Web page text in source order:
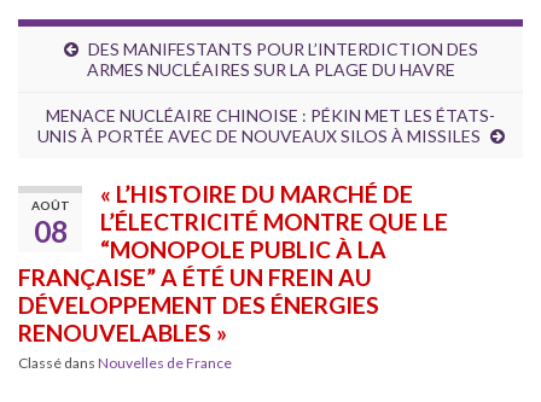
DES MANIFESTANTS POUR L’INTERDICTION DES
ARMES NUCLÉAIRES SUR LA PLAGE DU HAVRE
MENACE NUCLÉAIRE CHINOISE : PÉKIN MET LES ÉTATS-
UNIS À PORTÉE AVEC DE NOUVEAUX SILOS À MISSILES
AOÛT
08
« L’HISTOIRE DU MARCHÉ DE
L’ÉLECTRICITÉ MONTRE QUE LE
“MONOPOLE PUBLIC À LA
FRANÇAISE” A ÉTÉ UN FREIN AU
DÉVELOPPEMENT DES ÉNERGIES
RENOUVELABLES »
Classé dans Nouvelles de France